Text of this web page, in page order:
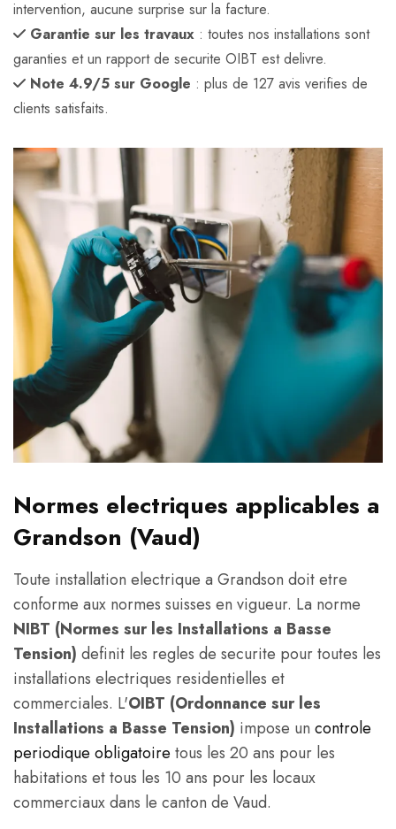
intervention, aucune surprise sur la facture.
Garantie sur les travaux : toutes nos installations sont
garanties et un rapport de securite OIBT est delivre.
Note 4.9/5 sur Google : plus de 127 avis verifies de
clients satisfaits.
Normes electriques applicables a
Grandson (Vaud)
Toute installation electrique a Grandson doit etre
conforme aux normes suisses en vigueur. La norme
NIBT (Normes sur les Installations a Basse
Tension) definit les regles de securite pour toutes les
installations electriques residentielles et
commerciales. L'OIBT (Ordonnance sur les
Installations a Basse Tension) impose un controle
periodique obligatoire tous les 20 ans pour les
habitations et tous les 10 ans pour les locaux
commerciaux dans le canton de Vaud.